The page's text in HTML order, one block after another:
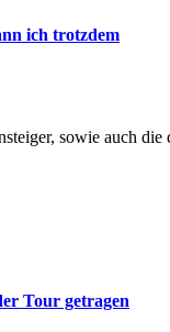
ich trotzdem
sowie auch
Tour getragen